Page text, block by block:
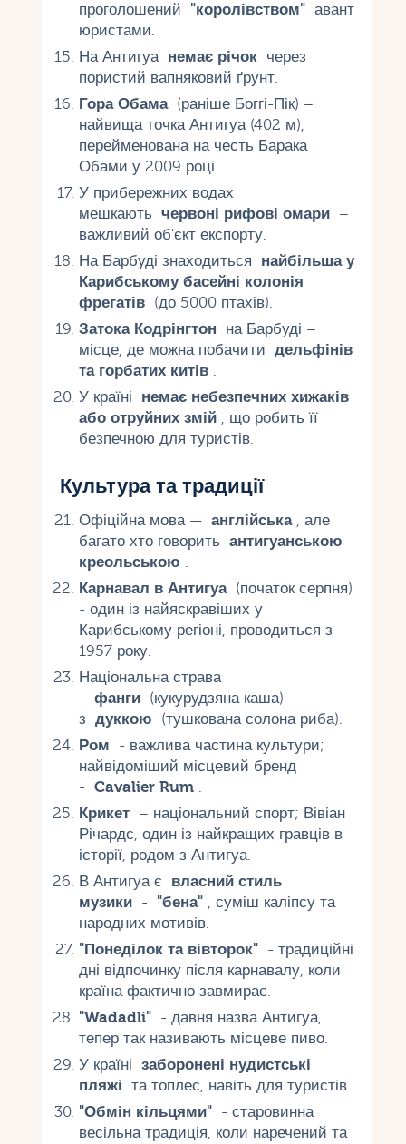
проголошений "королівством"авант
юристами.
На Антигуа немає річокчерез
пористий вапняковий ґрунт.
Гора Обама(раніше Боггі-Пік) –
найвища точка Антигуа (402 м),
перейменована на честь Барака
Обами у 2009 році.
У прибережних водах
мешкають червоні рифові омари–
важливий об'єкт експорту.
На Барбуді знаходиться найбільша у
Карибському басейні колонія
фрегатів(до 5000 птахів).
Затока Кодрінгтон на Барбуді –
місце, де можна побачити дельфінів
та горбатих китів.
У країні немає небезпечних хижаків
або отруйних змій, що робить її
безпечною для туристів.
Культура та традиції
Офіційна мова — англійська, але
багато хто говорить антигуанською
креольською .
Карнавал в Антигуа(початок серпня)
- один із найяскравіших у
Карибському регіоні, проводиться з
1957 року.
Національна страва
- фанги(кукурудзяна каша)
з дуккою (тушкована солона риба).
Ром - важлива частина культури;
найвідоміший місцевий бренд
- Cavalier Rum.
Крикет– національний спорт; Вівіан
Річардс, один із найкращих гравців в
історії, родом з Антигуа.
В Антигуа є власний стиль
музики- "бена", суміш каліпсу та
народних мотивів.
"Понеділок та вівторок"- традиційні
дні відпочинку після карнавалу, коли
країна фактично завмирає.
"Wadadli"- давня назва Антигуа,
тепер так називають місцеве пиво.
У країні заборонені нудистські
пляжі та топлес, навіть для туристів.
"Обмін кільцями"- старовинна
весільна традиція, коли наречений та